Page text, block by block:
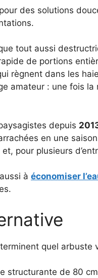
des solutions
tout aussi
de portions
règnent dans les
amateur : une fois la
depuis
en une
pour plusieurs
à économiser
quel arbuste
structurante de 80